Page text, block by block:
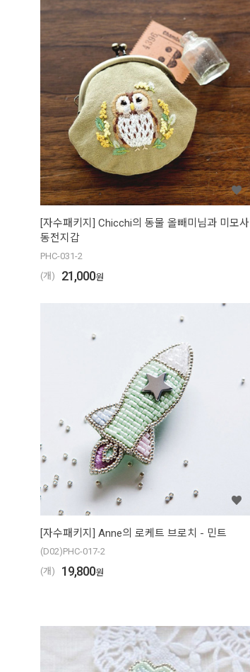
[자수패키지] Chicchi의 동물 올빼미님과 미모사
동전지갑
PHC-031-2
(개)
21,000원
[자수패키지] Anne의 로케트 브로치 - 민트
(D02)PHC-017-2
(개)
19,800원